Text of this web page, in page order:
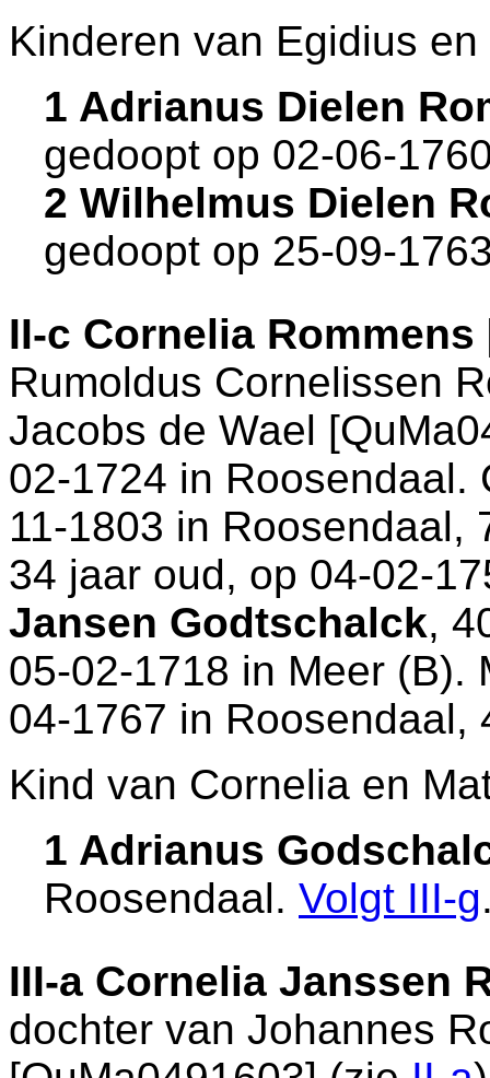
Kinderen van Egidius en
1 Adrianus Dielen
gedoopt op 02-06-
2 Wilhelmus Dielen
gedoopt op 25-09-
II-c Cornelia Rommens
Rumoldus Cornelissen
Jacobs de Wael
02-1724 in Roosendaal.
11-1803 in Roosendaal,
34 jaar oud, op 04-02-
Jansen Godtschalck,
05-02-1718 in Meer (B).
04-1767 in Roosendaal,
Kind van Cornelia en
1 Adrianus
Roosendaal. Volgt III-g
III-a Cornelia Janssen
dochter van Johannes